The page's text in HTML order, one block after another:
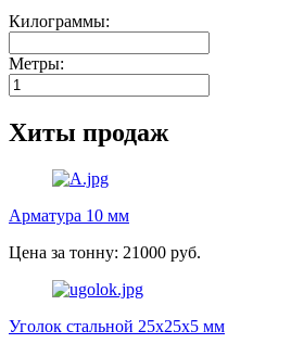
Килограммы:
Метры:
Хиты продаж
Арматура 10 мм
Цена за тонну: 21000 руб.
Уголок стальной 25х25х5 мм